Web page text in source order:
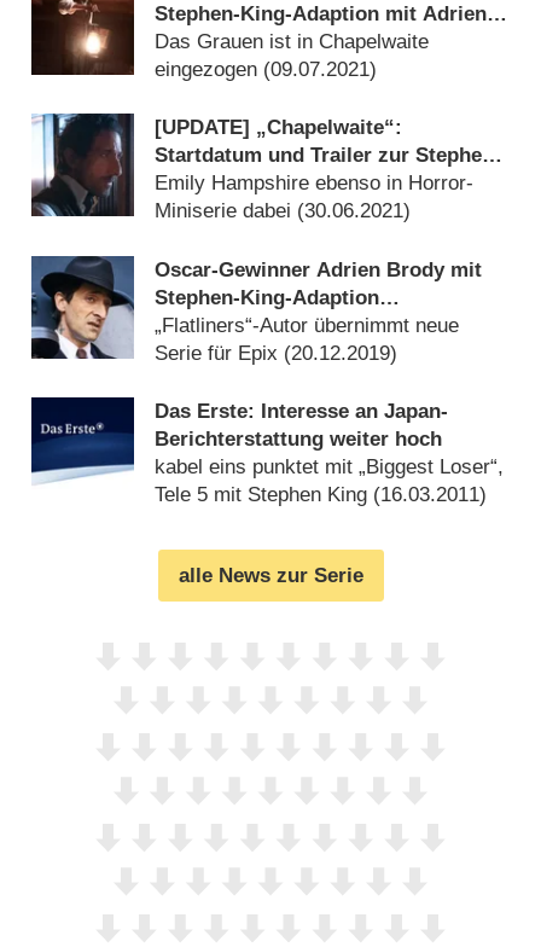
Stephen-King-Adaption mit Adrien
Brody
Das Grauen ist in Chapelwaite
eingezogen (09.07.2021)
[UPDATE] „Chapelwaite“:
Startdatum und Trailer zur Stephen-
King-Adaption mit Adrien Brody
Emily Hampshire ebenso in Horror-
Miniserie dabei (30.06.2021)
Oscar-Gewinner Adrien Brody mit
Stephen-King-Adaption
„Jerusalem’s Lot“
„Flatliners“-Autor übernimmt neue
Serie für Epix (20.12.2019)
Das Erste: Interesse an Japan-
Berichterstattung weiter hoch
kabel eins punktet mit „Biggest Loser“,
Tele 5 mit Stephen King (16.03.2011)
alle News zur Serie